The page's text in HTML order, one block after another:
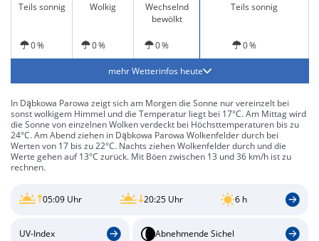
Teils sonnig
Wolkig
Wechselnd
bewölkt
Teils sonnig
0 % 0 % 0 % 0 %
mehr Wetterinfos heute
In Dąbkowa Parowa zeigt sich am Morgen die Sonne nur vereinzelt bei
sonst wolkigem Himmel und die Temperatur liegt bei 17°C. Am Mittag wird
die Sonne von einzelnen Wolken verdeckt bei Höchsttemperaturen bis zu
24°C. Am Abend ziehen in Dąbkowa Parowa Wolkenfelder durch bei
Werten von 17 bis zu 22°C. Nachts ziehen Wolkenfelder durch und die
Werte gehen auf 13°C zurück. Mit Böen zwischen 13 und 36 km/h ist zu
rechnen.
05:09 Uhr 20:25 Uhr 6 h
UV-Index Abnehmende Sichel